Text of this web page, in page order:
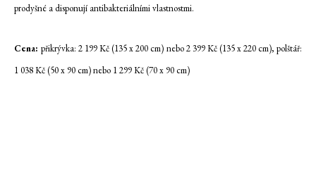
prodyšné a disponují antibakteriálními vlastnostmi.
Cena: přikrývka: 2 199 Kč (135 x 200 cm) nebo 2 399 Kč (135 x 220 cm), polštář:
1 038 Kč (50 x 90 cm) nebo 1 299 Kč (70 x 90 cm)